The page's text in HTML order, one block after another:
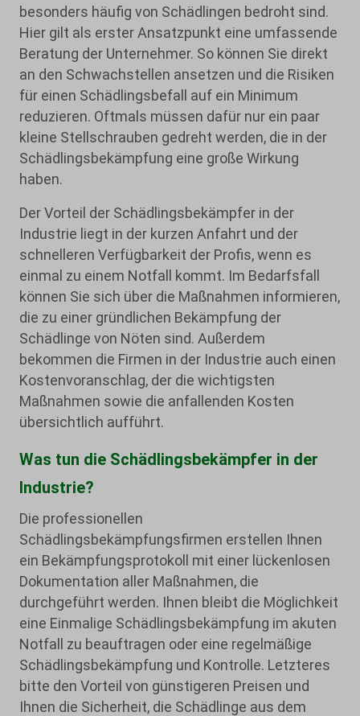
besonders häufig von Schädlingen bedroht sind.
Hier gilt als erster Ansatzpunkt eine umfassende
Beratung der Unternehmer. So können Sie direkt
an den Schwachstellen ansetzen und die Risiken
für einen Schädlingsbefall auf ein Minimum
reduzieren. Oftmals müssen dafür nur ein paar
kleine Stellschrauben gedreht werden, die in der
Schädlingsbekämpfung eine große Wirkung
haben.
Der Vorteil der Schädlingsbekämpfer in der
Industrie liegt in der kurzen Anfahrt und der
schnelleren Verfügbarkeit der Profis, wenn es
einmal zu einem Notfall kommt. Im Bedarfsfall
können Sie sich über die Maßnahmen informieren,
die zu einer gründlichen Bekämpfung der
Schädlinge von Nöten sind. Außerdem
bekommen die Firmen in der Industrie auch einen
Kostenvoranschlag, der die wichtigsten
Maßnahmen sowie die anfallenden Kosten
übersichtlich aufführt.
Was tun die Schädlingsbekämpfer in der
Industrie?
Die professionellen
Schädlingsbekämpfungsfirmen erstellen Ihnen
ein Bekämpfungsprotokoll mit einer lückenlosen
Dokumentation aller Maßnahmen, die
durchgeführt werden. Ihnen bleibt die Möglichkeit
eine Einmalige Schädlingsbekämpfung im akuten
Notfall zu beauftragen oder eine regelmäßige
Schädlingsbekämpfung und Kontrolle. Letzteres
bitte den Vorteil von günstigeren Preisen und
Ihnen die Sicherheit, die Schädlinge aus dem